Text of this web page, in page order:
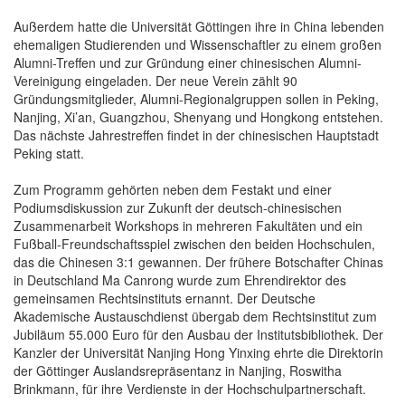
Außerdem hatte die Universität Göttingen ihre in China lebenden
ehemaligen Studierenden und Wissenschaftler zu einem großen
Alumni-Treffen und zur Gründung einer chinesischen Alumni-
Vereinigung eingeladen. Der neue Verein zählt 90
Gründungsmitglieder, Alumni-Regionalgruppen sollen in Peking,
Nanjing, Xi’an, Guangzhou, Shenyang und Hongkong entstehen.
Das nächste Jahrestreffen findet in der chinesischen Hauptstadt
Peking statt.
Zum Programm gehörten neben dem Festakt und einer
Podiumsdiskussion zur Zukunft der deutsch-chinesischen
Zusammenarbeit Workshops in mehreren Fakultäten und ein
Fußball-Freundschaftsspiel zwischen den beiden Hochschulen,
das die Chinesen 3:1 gewannen. Der frühere Botschafter Chinas
in Deutschland Ma Canrong wurde zum Ehrendirektor des
gemeinsamen Rechtsinstituts ernannt. Der Deutsche
Akademische Austauschdienst übergab dem Rechtsinstitut zum
Jubiläum 55.000 Euro für den Ausbau der Institutsbibliothek. Der
Kanzler der Universität Nanjing Hong Yinxing ehrte die Direktorin
der Göttinger Auslandsrepräsentanz in Nanjing, Roswitha
Brinkmann, für ihre Verdienste in der Hochschulpartnerschaft.